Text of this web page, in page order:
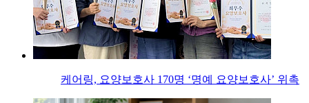
케어링, 요양보호사 170명 ‘명예 요양보호사’ 위촉